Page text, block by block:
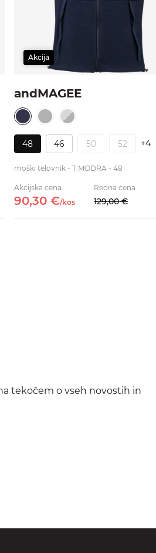
Akcija
andMAGEE
48 46 50 52 +4
moški telovnik - T.MODRA - 48
Akcijska cena
90,30 €/kos
Redna cena
129,00 €
tekočem o vseh novostih in